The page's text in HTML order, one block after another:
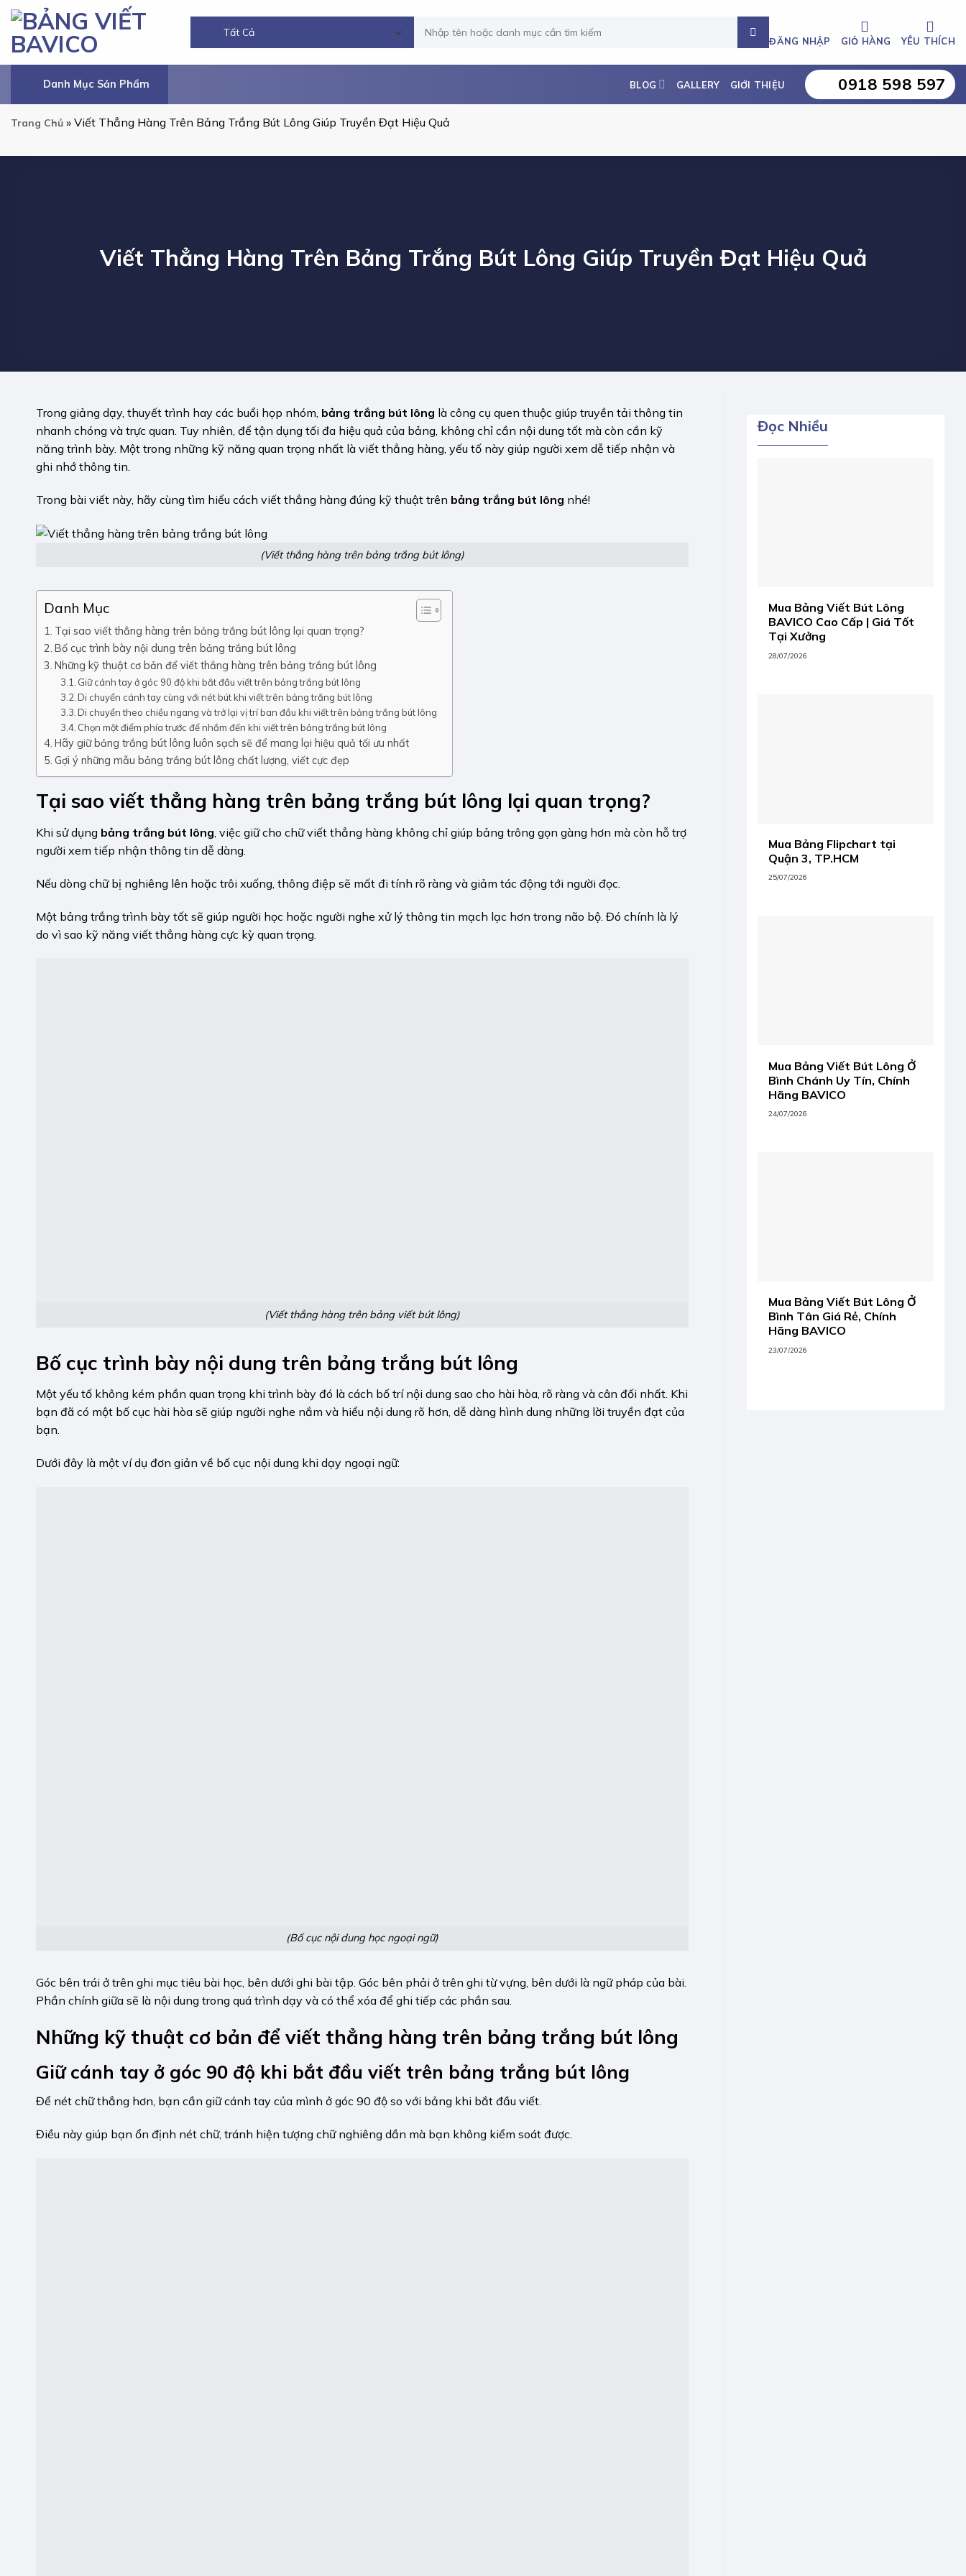
Chuyển
nội
dung
kiếm:
ĐĂNG NHẬP GIỎ HÀNG YÊU THÍCH
Danh Mục Sản Phẩm BLOG GALLERY GIỚI THIỆU 0918 598 597
Trang Chủ » Viết Thẳng Hàng Trên Bảng Trắng Bút Lông Giúp Truyền Đạt Hiệu Quả
Viết Thẳng Hàng Trên Bảng Trắng Bút Lông Giúp Truyền Đạt Hiệu Quả
Trong giảng dạy, thuyết trình hay các buổi họp nhóm, bảng trắng bút lông là công cụ quen thuộc giúp truyền tải thông tin
nhanh chóng và trực quan. Tuy nhiên, để tận dụng tối đa hiệu quả của bảng, không chỉ cần nội dung tốt mà còn cần kỹ
năng trình bày. Một trong những kỹ năng quan trọng nhất là viết thẳng hàng, yếu tố này giúp người xem dễ tiếp nhận và
ghi nhớ thông tin.
Trong bài viết này, hãy cùng tìm hiểu cách viết thẳng hàng đúng kỹ thuật trên bảng trắng bút lông nhé!
(Viết thẳng hàng trên bảng trắng bút lông)
Danh Mục
Tại sao viết thẳng hàng trên bảng trắng bút lông lại quan trọng?
Bố cục trình bày nội dung trên bảng trắng bút lông
Những kỹ thuật cơ bản để viết thẳng hàng trên bảng trắng bút lông
Giữ cánh tay ở góc 90 độ khi bắt đầu viết trên bảng trắng bút lông
Di chuyển cánh tay cùng với nét bút khi viết trên bảng trắng bút lông
Di chuyển theo chiều ngang và trở lại vị trí ban đầu khi viết trên bảng trắng bút lông
Chọn một điểm phía trước để nhắm đến khi viết trên bảng trắng bút lông
Hãy giữ bảng trắng bút lông luôn sạch sẽ để mang lại hiệu quả tối ưu nhất
Gợi ý những mẫu bảng trắng bút lông chất lượng, viết cực đẹp
Tại sao viết thẳng hàng trên bảng trắng bút lông lại quan trọng?
Khi sử dụng bảng trắng bút lông , việc giữ cho chữ viết thẳng hàng không chỉ giúp bảng trông gọn gàng hơn mà còn hỗ trợ
người xem tiếp nhận thông tin dễ dàng.
Nếu dòng chữ bị nghiêng lên hoặc trôi xuống, thông điệp sẽ mất đi tính rõ ràng và giảm tác động tới người đọc.
Một bảng trắng trình bày tốt sẽ giúp người học hoặc người nghe xử lý thông tin mạch lạc hơn trong não bộ. Đó chính là lý
do vì sao kỹ năng viết thẳng hàng cực kỳ quan trọng.
(Viết thẳng hàng trên bảng viết bút lông)
Bố cục trình bày nội dung trên bảng trắng bút lông
Một yếu tố không kém phần quan trọng khi trình bày đó là cách bố trí nội dung sao cho hài hòa, rõ ràng và cân đối nhất. Khi
bạn đã có một bố cục hài hòa sẽ giúp người nghe nắm và hiểu nội dung rõ hơn, dễ dàng hình dung những lời truyền đạt của
bạn.
Dưới đây là một ví dụ đơn giản về bố cục nội dung khi dạy ngoại ngữ:
(Bố cục nội dung học ngoại ngữ)
Góc bên trái ở trên ghi mục tiêu bài học, bên dưới ghi bài tập. Góc bên phải ở trên ghi từ vựng, bên dưới là ngữ pháp của bài.
Phần chính giữa sẽ là nội dung trong quá trình dạy và có thể xóa để ghi tiếp các phần sau.
Những kỹ thuật cơ bản để viết thẳng hàng trên bảng trắng bút lông
Giữ cánh tay ở góc 90 độ khi bắt đầu viết trên bảng trắng bút lông
Để nét chữ thẳng hơn, bạn cần giữ cánh tay của mình ở góc 90 độ so với bảng khi bắt đầu viết.
Điều này giúp bạn ổn định nét chữ, tránh hiện tượng chữ nghiêng dần mà bạn không kiểm soát được.
Đọc Nhiều
Mua Bảng Viết Bút Lông
BAVICO Cao Cấp | Giá Tốt
Tại Xưởng
28/07/2026
Mua Bảng Flipchart tại
Quận 3, TP.HCM
25/07/2026
Mua Bảng Viết Bút Lông Ở
Bình Chánh Uy Tín, Chính
Hãng BAVICO
24/07/2026
Mua Bảng Viết Bút Lông Ở
Bình Tân Giá Rẻ, Chính
Hãng BAVICO
23/07/2026